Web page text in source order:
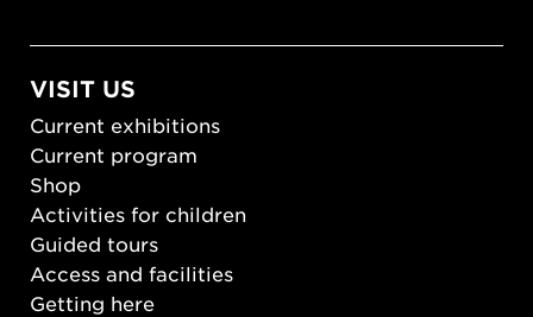
VISIT US
Current exhibitions
Current program
Shop
Activities for children
Guided tours
Access and facilities
Getting here